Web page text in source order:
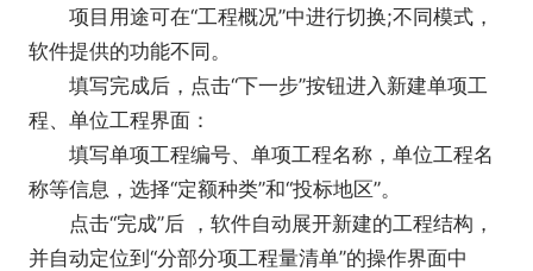
项目用途可在“工程概况”中进行切换;不同模式，
软件提供的功能不同。
填写完成后，点击“下一步”按钮进入新建单项工
程、单位工程界面：
填写单项工程编号、单项工程名称，单位工程名
称等信息，选择“定额种类”和“投标地区”。
点击“完成”后 ，软件自动展开新建的工程结构，
并自动定位到“分部分项工程量清单”的操作界面中